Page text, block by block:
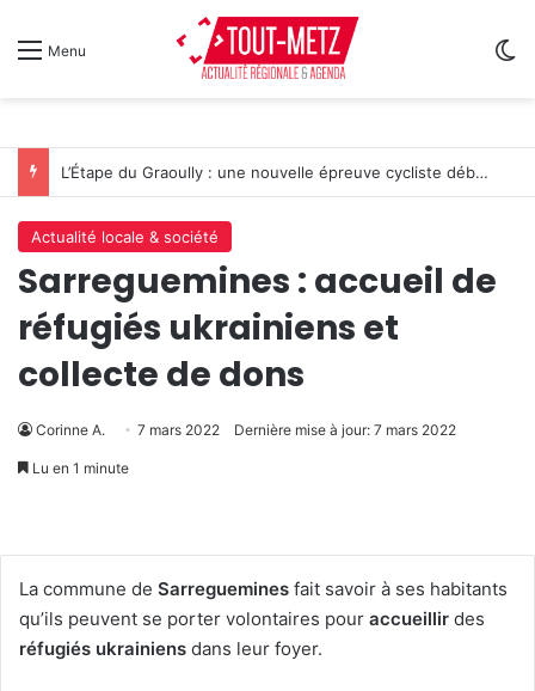
Menu
L’Étape du Graoully : une nouvelle épreuve cycliste débarque à Metz
Actualité locale & société
Sarreguemines : accueil de
réfugiés ukrainiens et
collecte de dons
Corinne A. 7 mars 2022 Dernière mise à jour: 7 mars 2022
Lu en 1 minute
La commune de Sarreguemines fait savoir à ses habitants
qu’ils peuvent se porter volontaires pour accueillir des
réfugiés ukrainiens dans leur foyer.